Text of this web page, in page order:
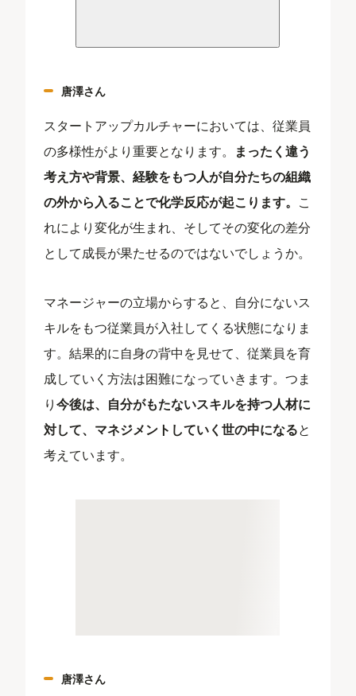
唐澤さん
スタートアップカルチャーにおいては、従業員
の多様性がより重要となります。
まったく違う
考え方や背景、経験をもつ人が自分たちの組織
の外から入ることで化学反応が起こります。 こ
れにより変化が生まれ、そしてその変化の差分
として成長が果たせるのではないでしょうか。
マネージャーの立場からすると、自分にないス
キルをもつ従業員が入社してくる状態になりま
す。結果的に自身の背中を見せて、従業員を育
成していく方法は困難になっていきます。つま
り今後は、自分がもたないスキルを持つ人材に
対して、マネジメントしていく世の中になると
考えています。
唐澤さん